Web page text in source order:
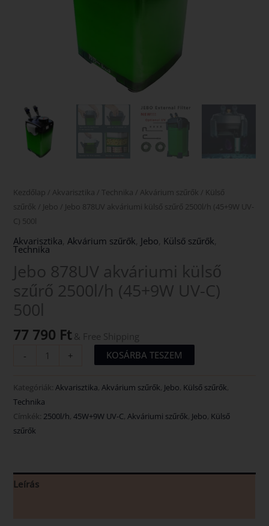
Kezdőlap / Akvarisztika / Technika / Akvárium szűrők / Külső
szűrők / Jebo / Jebo 878UV akváriumi külső szűrő 2500l/h (45+9W UV-
C) 500l
Akvarisztika Akvárium szűrők Jebo Külső szűrők
Technika
Jebo 878UV akváriumi külső
szűrő 2500l/h (45+9W UV-C)
500l
77 790 Ft & Free Shipping
-
+ KOSÁRBA TESZEM
Kategóriák: Akvarisztika, Akvárium szűrők, Jebo, Külső szűrők,
Technika
Címkék: 2500l/h,45W+9W UV-C, Akváriumi szűrők, Jebo, Külső
szűrők
Leírás